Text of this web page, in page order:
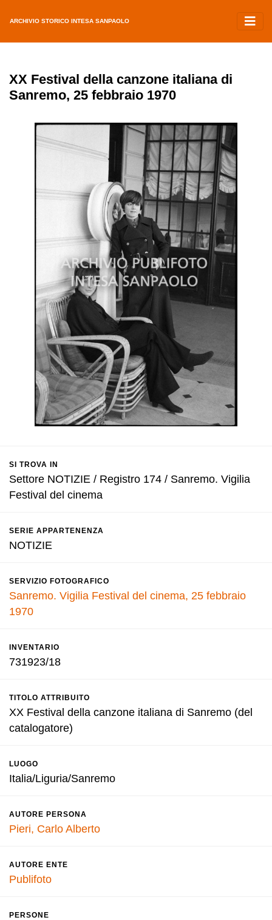
ARCHIVIO STORICO INTESA SANPAOLO
XX Festival della canzone italiana di
Sanremo, 25 febbraio 1970
SI TROVA IN
Settore NOTIZIE / Registro 174 / Sanremo. Vigilia
Festival del cinema
SERIE APPARTENENZA
NOTIZIE
SERVIZIO FOTOGRAFICO
Sanremo. Vigilia Festival del cinema, 25 febbraio
1970
INVENTARIO
731923/18
TITOLO ATTRIBUITO
XX Festival della canzone italiana di Sanremo (del
catalogatore)
LUOGO
Italia/Liguria/Sanremo
AUTORE PERSONA
Pieri, Carlo Alberto
AUTORE ENTE
Publifoto
PERSONE